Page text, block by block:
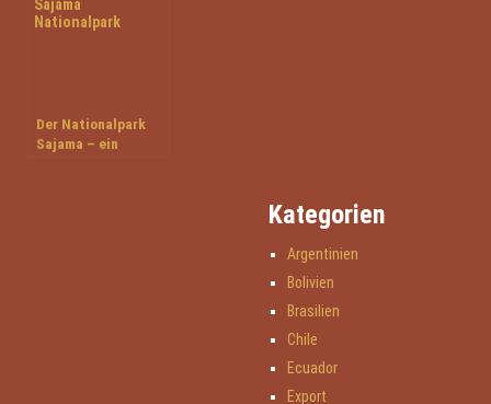
Der Nationalpark
Sajama – ein
Kategorien
Argentinien
Bolivien
Brasilien
Chile
Ecuador
Export